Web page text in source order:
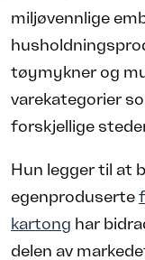
miljøvennlige
tøymykner og
varekategorier
forskjellige
Hun legger til at
egenproduserte
kartong har
delen av